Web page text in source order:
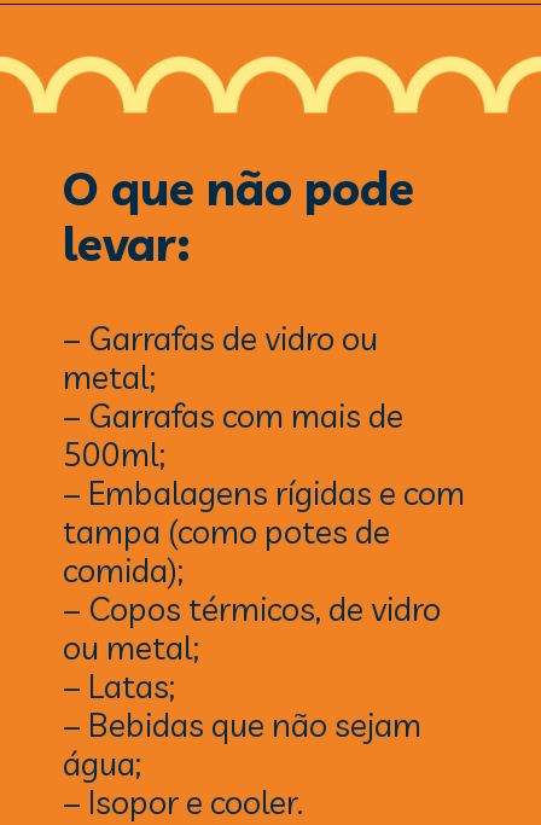
O que não pode
levar:
– Garrafas de vidro ou
metal;
– Garrafas com mais de
500ml;
– Embalagens rígidas e com
tampa (como potes de
comida);
– Copos térmicos, de vidro
ou metal;
– Latas;
– Bebidas que não sejam
água;
– Isopor e cooler.